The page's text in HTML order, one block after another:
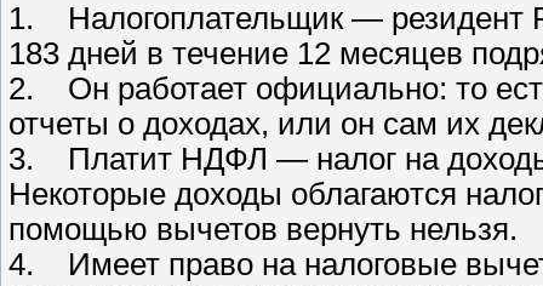
1. Налогоплательщик — резидент
183 дней в течение 12 месяцев
2. Он работает официально: то
отчеты о доходах, или он сам их
3. Платит НДФЛ — налог на
Некоторые доходы облагаются
помощью вычетов вернуть нельзя.
4. Имеет право на налоговые